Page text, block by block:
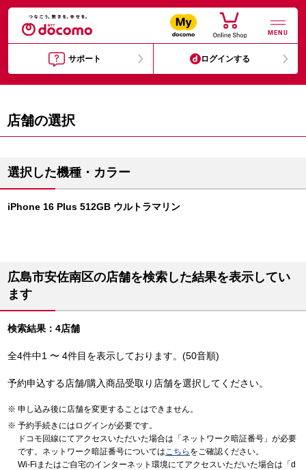
MENU
サポート ログインする
店舗の選択
選択した機種・カラー
iPhone 16 Plus 512GB ウルトラマリン
広島市安佐南区の店舗を検索した結果を表示してい
ます
検索結果：4店舗
全4件中1 〜 4件目を表示しております。(50音順)
予約申込する店舗/購入商品受取り店舗を選択してください。
申し込み後に店舗を変更することはできません。
予約手続きにはログインが必要です。
ドコモ回線にてアクセスいただいた場合は「ネットワーク暗証番号」が必要
です。ネットワーク暗証番号についてはこちら をご確認ください。
Wi-Fiまたはご自宅のインターネット環境にてアクセスいただいた場合は「d